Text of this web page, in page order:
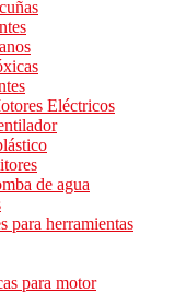
Eléctricos
de agua
para herramientas
para motor